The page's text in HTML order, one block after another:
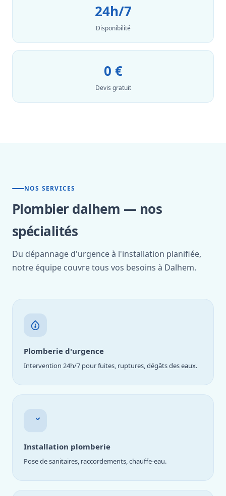
24h/7
Disponibilité
0 €
Devis gratuit
NOS SERVICES
Plombier dalhem — nos
spécialités
Du dépannage d'urgence à l'installation planifiée,
notre équipe couvre tous vos besoins à Dalhem.
Plomberie d'urgence
Intervention 24h/7 pour fuites, ruptures, dégâts des eaux.
Installation plomberie
Pose de sanitaires, raccordements, chauffe-eau.